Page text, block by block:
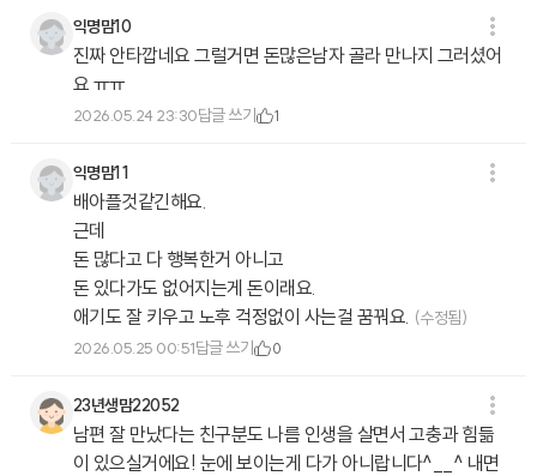
익명맘10
진짜 안타깝네요 그럴거면 돈많은남자 골라 만나지 그러셨어
요 ㅠㅠ
2026.05.24 23:30답글 쓰기 1
익명맘11
배아플것같긴해요.
근데
돈 많다고 다 행복한거 아니고
돈 있다가도 없어지는게 돈이래요.
애기도 잘 키우고 노후 걱정없이 사는걸 꿈꿔요. (수정됨)
2026.05.25 00:51답글 쓰기 0
23년생맘22052
남편 잘 만났다는 친구분도 나름 인생을 살면서 고충과 힘듦
이 있으실거에요! 눈에 보이는게 다가 아니랍니다^__^ 내면